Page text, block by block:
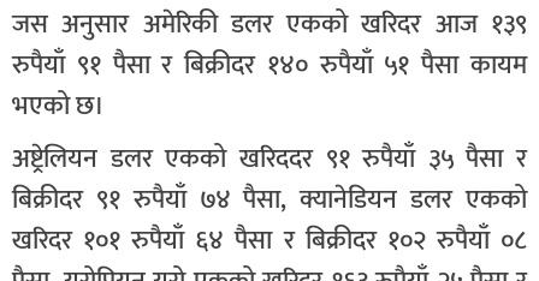
जस अनुसार अमेरिकी डलर एकको खरिदर आज १३९
रुपैयाँ ९१ पैसा र बिक्रीदर १४० रुपैयाँ ५१ पैसा कायम
भएको छ।
अष्ट्रेलियन डलर एकको खरिददर ९१ रुपैयाँ ३५ पैसा र
बिक्रीदर ९१ रुपैयाँ ७४ पैसा, क्यानेडियन डलर एकको
खरिदर १०१ रुपैयाँ ६४ पैसा र बिक्रीदर १०२ रुपैयाँ ०८